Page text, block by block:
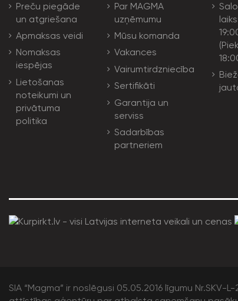
Preču piegāde
un atgriešana
Apmaksas veidi
Nomaksas
iespējas
Lietošanas
noteikumi un
privātuma
politika
Par MAGMA
uzņēmumu
Mūsu komanda
Vakances
Vairumtirdzniecība
Sertifikāti
Garantija un
serviss
Sadarbības
partneriem
SIA “Magma” ir noslēgusi 05.05.2016 līgumu Nr.SKV-